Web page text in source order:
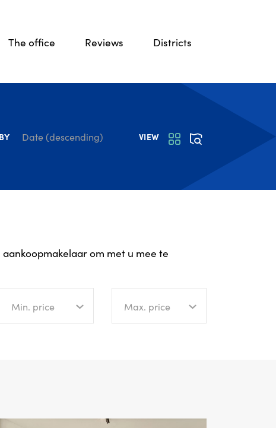
The office Reviews Districts
Date (descending) VIEW
aankoopmakelaarom met u mee te
Min. price Max. price